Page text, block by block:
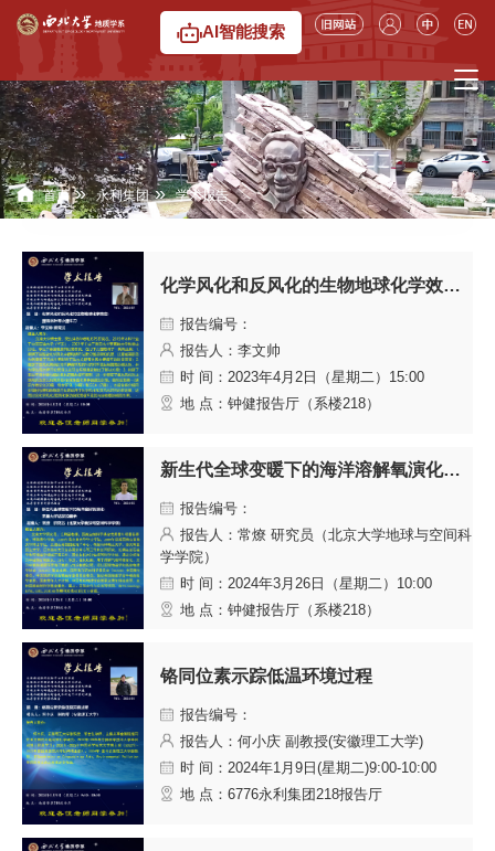
6776永利集团
AI智能搜索
首页 » 永利集团 » 学术报告
化学风化和反风化的生物地球化学效应：钾枝添叶与小铈牛刀
报告编号：
报告人：李文帅
时 间：2023年4月2日（星期二）15:00
地 点：钟健报告厅（系楼218）
新生代全球变暖下的海洋溶解氧演化：来自大洋钻探的启示
报告编号：
报告人：常燎 研究员（北京大学地球与空间科
学学院）
时 间：2024年3月26日（星期二）10:00
地 点：钟健报告厅（系楼218）
铬同位素示踪低温环境过程
报告编号：
报告人：何小庆 副教授(安徽理工大学)
时 间：2024年1月9日(星期二)9:00-10:00
地 点：6776永利集团218报告厅